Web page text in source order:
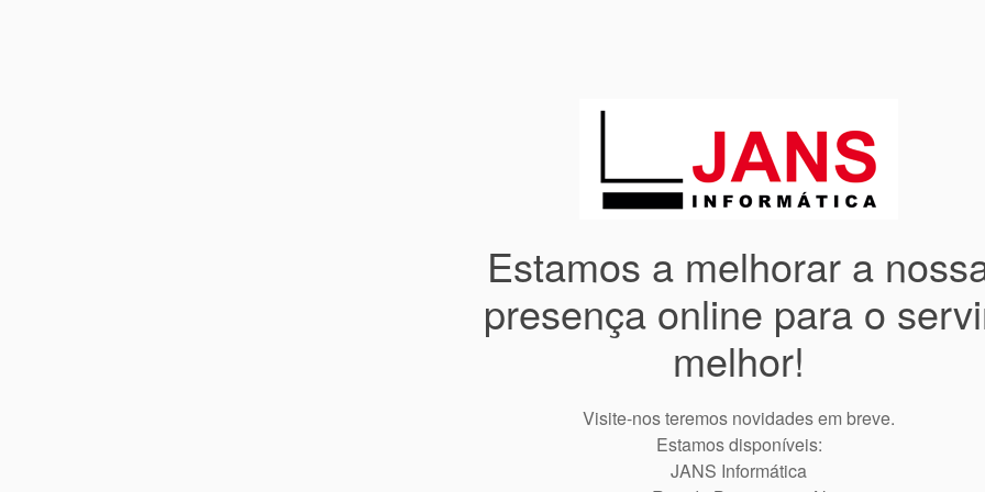
Estamos a melhorar a
presença online para o
melhor!
Visite-nos teremos novidades em breve.
Estamos disponíveis:
JANS Informática